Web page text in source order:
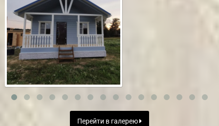
Перейти в галерею